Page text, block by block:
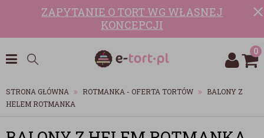
ZAPYTANIE O TORT WG WŁASNEJ
KONCEPCJI
0
STRONA GŁÓWNA ROTMANKA - OFERTA TORTÓW
BALONY Z
HELEM ROTMANKA